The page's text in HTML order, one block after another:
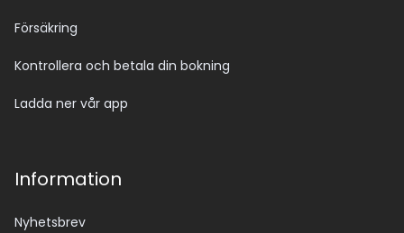
Försäkring
Kontrollera och betala din bokning
Ladda ner vår app
Information
Nyhetsbrev